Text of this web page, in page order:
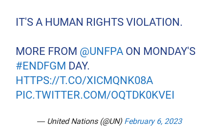
IT'S A HUMAN RIGHTS VIOLATION.
MORE FROM @UNFPA ON MONDAY'S
#ENDFGM DAY.
HTTPS://T.CO/XICMQNK08A
PIC.TWITTER.COM/OQTDK0KVEI
— United Nations (@UN) February 6, 2023